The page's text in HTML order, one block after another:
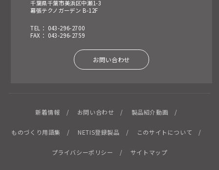
千葉県千葉市美浜区中瀬1-3
幕張テクノガーデン B-12F
TEL： 043-296-2700
FAX： 043-296-2759
お問い合わせ
新着情報 お問い合わせ 製品紹介動画
ものづくり用語集 NETIS登録製品 このサイトについて
プライバシーポリシー サイトマップ